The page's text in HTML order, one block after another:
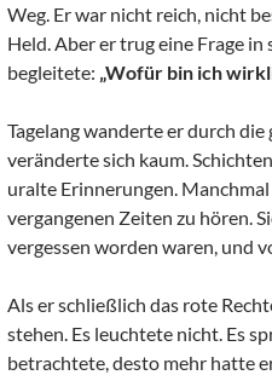
Weg. Er war nicht reich, nicht
Held. Aber er trug eine Frage
begleitete: „Wofür bin ich
Tagelang wanderte er durch
veränderte sich kaum.
uralte Erinnerungen.
vergangenen Zeiten zu hören.
vergessen worden waren, und
Als er schließlich das rote
stehen. Es leuchtete nicht. Es
betrachtete, desto mehr hatte